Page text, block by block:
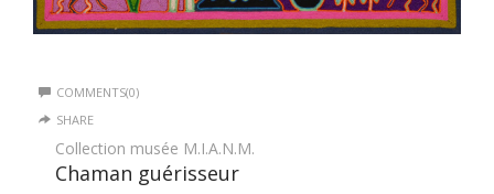
COMMENTS(0)
SHARE
Collection musée M.I.A.N.M.
Chaman guérisseur